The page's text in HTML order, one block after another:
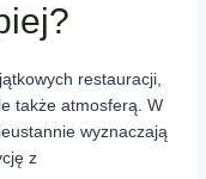
restauracji,
także atmosferą. W
wyznaczają
z